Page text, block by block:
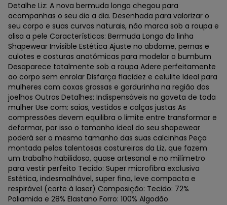
Detalhe Liz: A nova bermuda longa chegou para
acompanhas o seu dia a dia. Desenhada para valorizar o
seu corpo e suas curvas naturais, não marca sob a roupa e
alisa a pele Características: Bermuda Longa da linha
Shapewear Invisible Estética Ajuste no abdome, pernas e
culotes e costuras anatômicas para modelar o bumbum
Desaparece totalmente sob a roupa Adere perfeitamente
ao corpo sem enrolar Disfarça flacidez e celulite Ideal para
mulheres com coxas grossas e gordurinha na região dos
joelhos Outros Detalhes: Indispensáveis na gaveta de toda
mulher Use com: saias, vestidos e calças justas As
compressões devem equilibra o limite entre transformar e
deformar, por isso o tamanho ideal do seu shapewear
poderá ser o mesmo tamanho das suas calcinhas Peça
montada pelas talentosas costureiras da Liz, que fazem
um trabalho habilidoso, quase artesanal e no milímetro
para vestir perfeito Tecido: Super microfibra exclusiva
Estética, indesmalhável, super fina, leve compacta e
respirável (corte à laser) Composição: Tecido: 72%
Poliamida e 28% Elastano Forro: 100% Algodão